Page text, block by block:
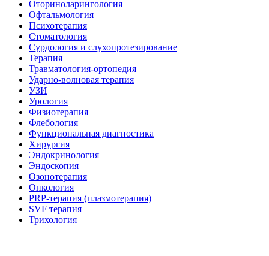
Оториноларингология
Офтальмология
Психотерапия
Стоматология
Сурдология и слухопротезирование
Терапия
Травматология-ортопедия
Ударно-волновая терапия
УЗИ
Урология
Физиотерапия
Флебология
Функциональная диагностика
Хирургия
Эндокринология
Эндоскопия
Озонотерапия
Онкология
PRP-терапия (плазмотерапия)
SVF терапия
Трихология